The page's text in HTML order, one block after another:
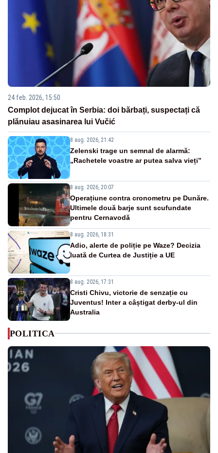
24 feb. 2026, 15:50
Complot dejucat în Serbia: doi bărbați, suspectați că
plănuiau asasinarea lui Vučić
8 aug. 2026, 21:42
Zelenski trage un semnal de alarmă:
„Rachetele voastre ar putea salva vieți”
8 aug. 2026, 20:07
Operațiune contra cronometru pe Dunăre.
Ultimele două barje sunt scufundate
pentru Cernavodă
8 aug. 2026, 18:31
Adio, alerte de poliție pe Waze? Decizia
luată de Curtea de Justiție a UE
8 aug. 2026, 17:31
Cristi Chivu, victorie de senzație cu
Juventus! Inter a câștigat derby-ul din
Australia
POLITICA